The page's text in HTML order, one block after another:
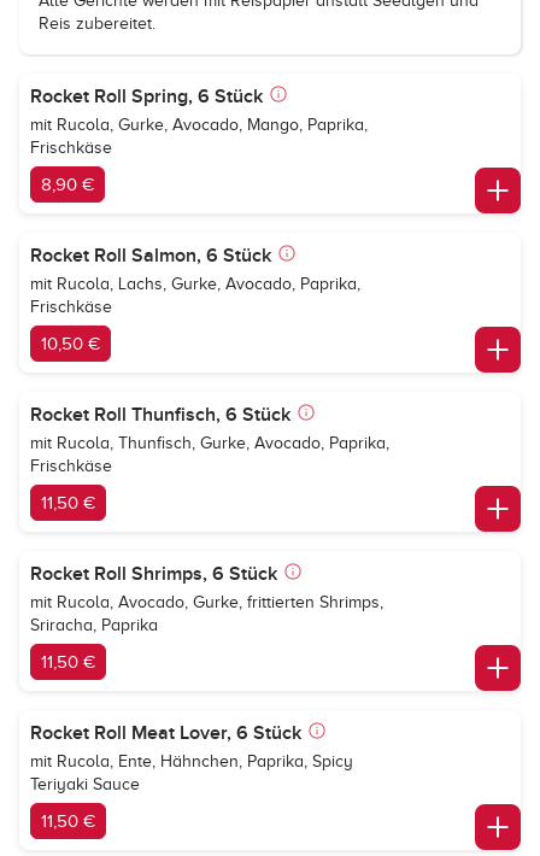
Reis zubereitet.
Rocket Roll Spring, 6 Stück
mit Rucola, Gurke, Avocado, Mango, Paprika,
Frischkäse
8,90 €
Rocket Roll Salmon, 6 Stück
mit Rucola, Lachs, Gurke, Avocado, Paprika,
Frischkäse
10,50 €
Rocket Roll Thunfisch, 6 Stück
mit Rucola, Thunfisch, Gurke, Avocado, Paprika,
Frischkäse
11,50 €
Rocket Roll Shrimps, 6 Stück
mit Rucola, Avocado, Gurke, frittierten Shrimps,
Sriracha, Paprika
11,50 €
Rocket Roll Meat Lover, 6 Stück
mit Rucola, Ente, Hähnchen, Paprika, Spicy
Teriyaki Sauce
11,50 €